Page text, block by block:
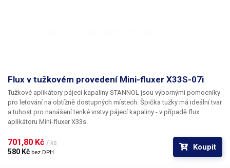
Flux v tužkovém provedení Mini-fluxer X33S-07i
Tužkové aplikátory pájecí kapaliny STANNOL jsou výbornými pomocníky
pro letování na obtížně dostupných místech. Špička tužky má ideální tvar
a tuhost pro nanášení tenké vrstvy pájecí kapaliny - v případě flux
aplikátoru Mini-fluxer X33s.
701,80 Kč / ks
580 Kč bez DPH
Koupit